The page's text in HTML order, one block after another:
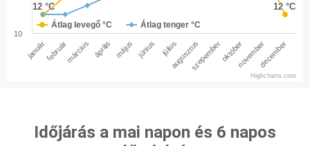
12 °C
12 °C 12 °C
12 °C
Átlag levegő °C
Átlag tenger °C
januárfebruármárcius április május június júliusaugusztusszepemberoktóbernovemberdecember
10
Highcharts.com
Időjárás a mai napon és 6 napos